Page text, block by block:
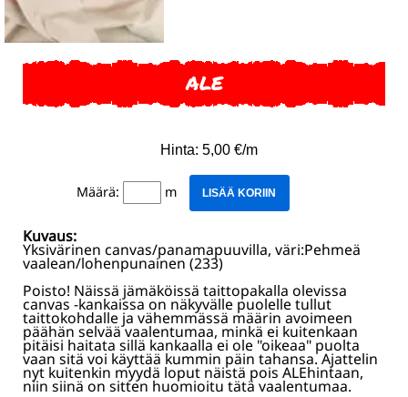
ALE
Hinta: 5,00 €/m
Määrä: m LISÄÄ KORIIN
Kuvaus:
Yksivärinen canvas/panamapuuvilla, väri:Pehmeä
vaalean/lohenpunainen (233)
Poisto! Näissä jämäköissä taittopakalla olevissa
canvas -kankaissa on näkyvälle puolelle tullut
taittokohdalle ja vähemmässä määrin avoimeen
päähän selvää vaalentumaa, minkä ei kuitenkaan
pitäisi haitata sillä kankaalla ei ole "oikeaa" puolta
vaan sitä voi käyttää kummin päin tahansa. Ajattelin
nyt kuitenkin myydä loput näistä pois ALEhintaan,
niin siinä on sitten huomioitu tätä vaalentumaa.